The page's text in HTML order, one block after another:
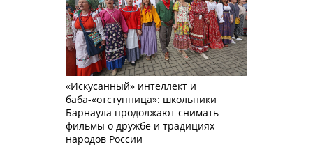
«Искусанный» интеллект и
баба-«отступница»: школьники
Барнаула продолжают снимать
фильмы о дружбе и традициях
народов России